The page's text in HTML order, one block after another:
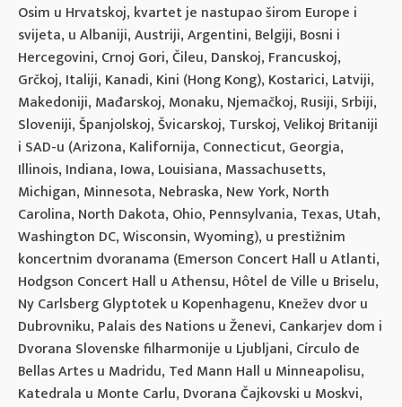
Osim u Hrvatskoj, kvartet je nastupao širom Europe i
svijeta, u Albaniji, Austriji, Argentini, Belgiji, Bosni i
Hercegovini, Crnoj Gori, Čileu, Danskoj, Francuskoj,
Grčkoj, Italiji, Kanadi, Kini (Hong Kong), Kostarici, Latviji,
Makedoniji, Mađarskoj, Monaku, Njemačkoj, Rusiji, Srbiji,
Sloveniji, Španjolskoj, Švicarskoj, Turskoj, Velikoj Britaniji
i SAD-u (Arizona, Kalifornija, Connecticut, Georgia,
Illinois, Indiana, Iowa, Louisiana, Massachusetts,
Michigan, Minnesota, Nebraska, New York, North
Carolina, North Dakota, Ohio, Pennsylvania, Texas, Utah,
Washington DC, Wisconsin, Wyoming), u prestižnim
koncertnim dvoranama (Emerson Concert Hall u Atlanti,
Hodgson Concert Hall u Athensu, Hôtel de Ville u Briselu,
Ny Carlsberg Glyptotek u Kopenhagenu, Knežev dvor u
Dubrovniku, Palais des Nations u Ženevi, Cankarjev dom i
Dvorana Slovenske filharmonije u Ljubljani, Círculo de
Bellas Artes u Madridu, Ted Mann Hall u Minneapolisu,
Katedrala u Monte Carlu, Dvorana Čajkovski u Moskvi,